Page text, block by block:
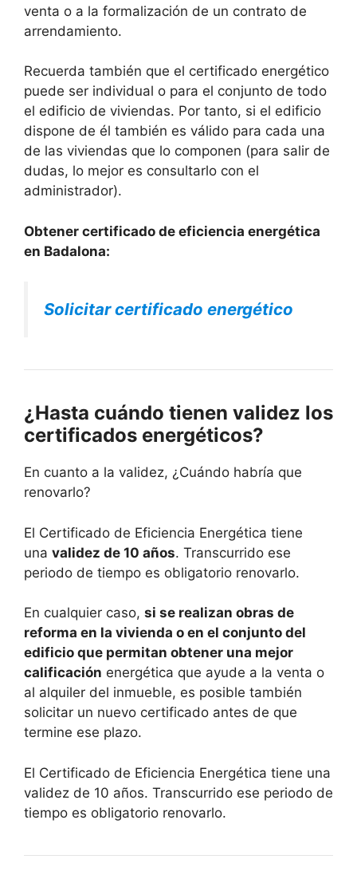
venta o a la formalización de un contrato de
arrendamiento.
Recuerda también que el certificado energético
puede ser individual o para el conjunto de todo
el edificio de viviendas. Por tanto, si el edificio
dispone de él también es válido para cada una
de las viviendas que lo componen (para salir de
dudas, lo mejor es consultarlo con el
administrador).
Obtener certificado de eficiencia energética
en Badalona:
Solicitar certificado energético
¿Hasta cuándo tienen validez los
certificados energéticos?
En cuanto a la validez, ¿Cuándo habría que
renovarlo?
El Certificado de Eficiencia Energética tiene
una validez de 10 años. Transcurrido ese
periodo de tiempo es obligatorio renovarlo.
En cualquier caso, si se realizan obras de
reforma en la vivienda o en el conjunto del
edificio que permitan obtener una mejor
calificación energética que ayude a la venta o
al alquiler del inmueble, es posible también
solicitar un nuevo certificado antes de que
termine ese plazo.
El Certificado de Eficiencia Energética tiene una
validez de 10 años. Transcurrido ese periodo de
tiempo es obligatorio renovarlo.